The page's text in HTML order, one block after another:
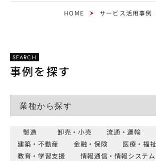
HOME サービス活用事例
SEARCH
事例を探す
製造 卸売・小売 流通・運輸
建築・不動産
金融・保険 医療・福祉
教育・学習支援
情報通信・情報システム